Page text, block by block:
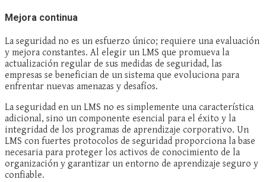
Mejora continua
La seguridad no es un esfuerzo único; requiere una evaluación
y mejora constantes. Al elegir un LMS que promueva la
actualización regular de sus medidas de seguridad, las
empresas se benefician de un sistema que evoluciona para
enfrentar nuevas amenazas y desafíos.
La seguridad en un LMS no es simplemente una característica
adicional, sino un componente esencial para el éxito y la
integridad de los programas de aprendizaje corporativo. Un
LMS con fuertes protocolos de seguridad proporciona la base
necesaria para proteger los activos de conocimiento de la
organización y garantizar un entorno de aprendizaje seguro y
confiable.